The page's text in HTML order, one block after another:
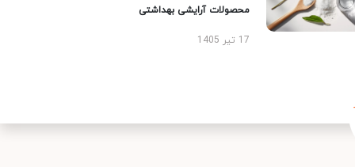
محصولات آرایشی بهداشتی
17 تیر 1405